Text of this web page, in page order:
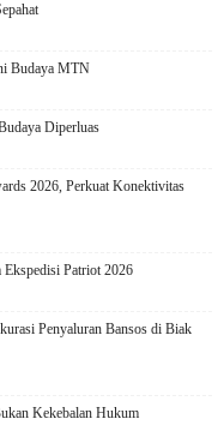
Budaya MTN
Diperluas
2026, Perkuat Konektivitas
Patriot 2026
Penyaluran Bansos di Biak
Kekebalan Hukum